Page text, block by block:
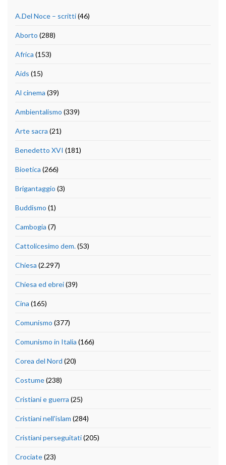
A.Del Noce – scritti(46)
Aborto (288)
Africa (153)
Aids (15)
Al cinema (39)
Ambientalismo (339)
Arte sacra (21)
Benedetto XVI (181)
Bioetica (266)
Brigantaggio (3)
Buddismo (1)
Cambogia (7)
Cattolicesimo dem.(53)
Chiesa (2.297)
Chiesa ed ebrei(39)
Cina (165)
Comunismo (377)
Comunismo in Italia (166)
Corea del Nord (20)
Costume(238)
Cristiani e guerra (25)
Cristiani nell'islam (284)
Cristiani perseguitati(205)
Crociate(23)